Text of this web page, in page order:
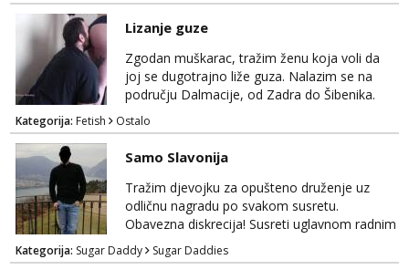
Lizanje guze
Zgodan muškarac, tražim ženu koja voli da
joj se dugotrajno liže guza. Nalazim se na
području Dalmacije, od Zadra do Šibenika.
Kategorija: Fetish Ostalo
Samo Slavonija
Tražim djevojku za opušteno druženje uz
odličnu nagradu po svakom susretu.
Obavezna diskrecija! Susreti uglavnom radnim
danima tijekom dana ali nije uvjet. Samo
Slavonija. osmarios984@gmail.com
Kategorija: Sugar Daddy Sugar Daddies